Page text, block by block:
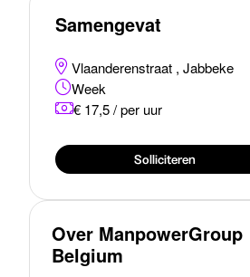
Samengevat
Vlaanderenstraat , Jabbeke
Week
€ 17,5 / per uur
Solliciteren
Over ManpowerGroup
Belgium